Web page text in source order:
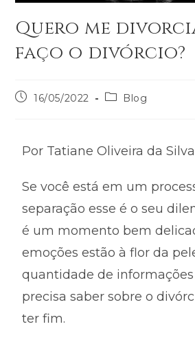
Quero me
faço o divórcio?
16/05/2022 Blog
Por Tatiane Oliveira da Silva
Se você está em um
separação esse é o seu
é um momento bem
emoções estão à flor da
quantidade de
precisa saber sobre o
ter fim.